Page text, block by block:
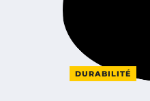
DURABILITÉ